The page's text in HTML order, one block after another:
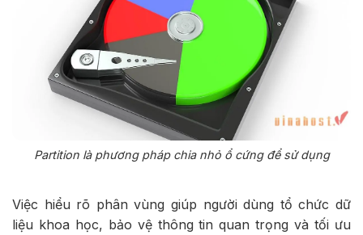
Partition là phương pháp chia nhỏ ổ cứng để sử dụng
Việc hiểu rõ phân vùng giúp người dùng tổ chức dữ
liệu khoa học, bảo vệ thông tin quan trọng và tối ưu